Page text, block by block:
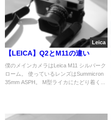
Leica
【LEICA】Q2とM11の違い
僕のメインカメラはLeica M11 シルバーク
ローム。 使っているレンズはSummicron
35mm ASPH。 M型ライカにたどり着く...